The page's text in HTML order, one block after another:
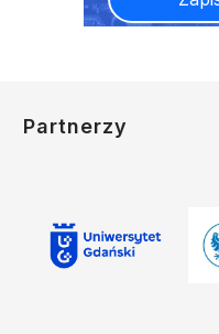
Partnerzy